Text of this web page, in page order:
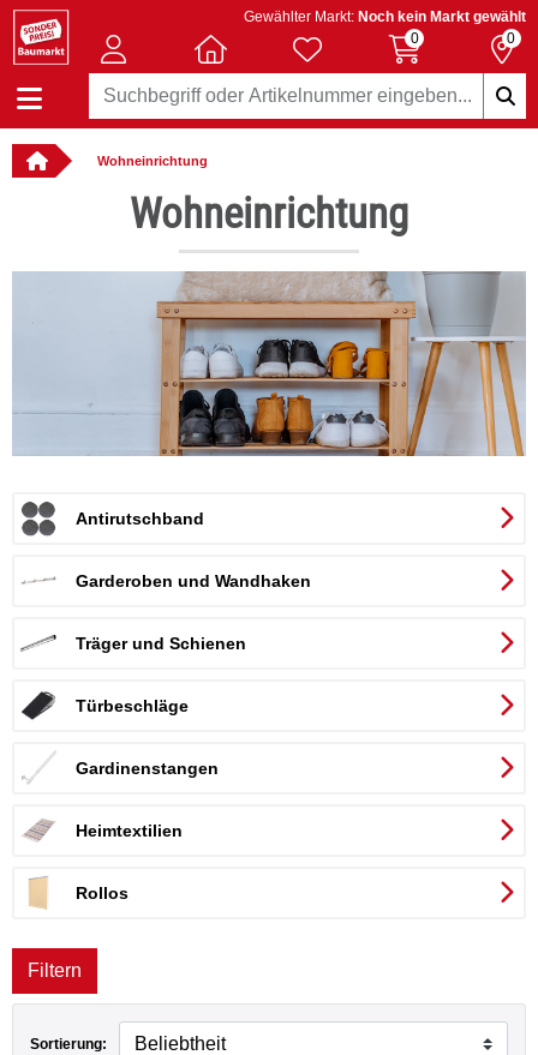
Gewählter Markt: Noch kein Markt gewählt
0
0
Wohneinrichtung
online bestellbar
Wohneinrichtung
Antirutschband
Garderoben und Wandhaken
Träger und Schienen
Türbeschläge
Gardinenstangen
Heimtextilien
Rollos
Filtern
Sortierung: